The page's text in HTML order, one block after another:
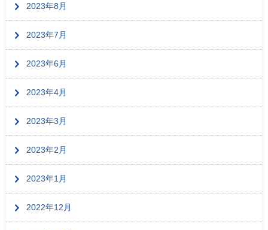
2023年8月
2023年7月
2023年6月
2023年4月
2023年3月
2023年2月
2023年1月
2022年12月